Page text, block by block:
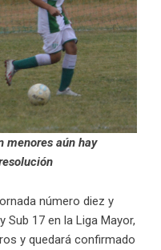
menores aún hay
número diez y
17 en la Liga Mayor,
y quedará confirmado